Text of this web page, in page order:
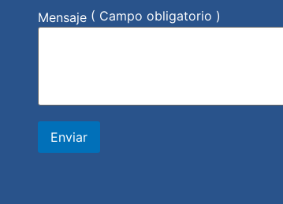
Mensaje ( Campo obligatorio )
Enviar